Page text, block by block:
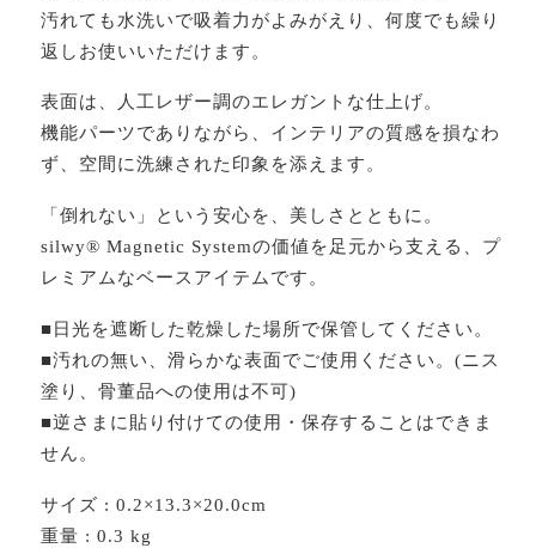
汚れても水洗いで吸着力がよみがえり、何度でも繰り
返しお使いいただけます。
表面は、人工レザー調のエレガントな仕上げ。
機能パーツでありながら、インテリアの質感を損なわ
ず、空間に洗練された印象を添えます。
「倒れない」という安心を、美しさとともに。
silwy® Magnetic Systemの価値を足元から支える、プ
レミアムなベースアイテムです。
■日光を遮断した乾燥した場所で保管してください。
■汚れの無い、滑らかな表面でご使用ください。(ニス
塗り、骨董品への使用は不可)
■逆さまに貼り付けての使用・保存することはできま
せん。
サイズ : 0.2×13.3×20.0cm
重量 : 0.3 kg